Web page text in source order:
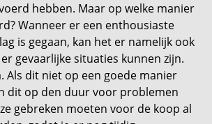
hebben. Maar op welke manier
Wanneer er een enthousiaste
is gegaan, kan het er namelijk ook
gevaarlijke situaties kunnen zijn.
Als dit niet op een goede manier
dit op den duur voor problemen
gebreken moeten voor de koop al